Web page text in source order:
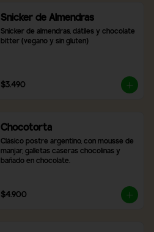
Snicker de Almendras
Snicker de almendras, dátiles y chocolate
bitter (vegano y sin gluten)
$3.490
Chocotorta
Clásico postre argentino, con mousse de
manjar, galletas caseras chocolinas y
bañado en chocolate.
$4.900